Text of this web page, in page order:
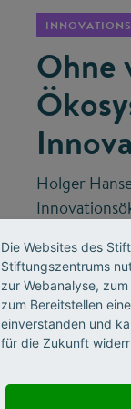
Ohne
Holger
werden kann.
Die Websites des
Stiftungszentrums
zur Webanalyse,
zum Bereitstellen
einverstanden und
für die Zukunft